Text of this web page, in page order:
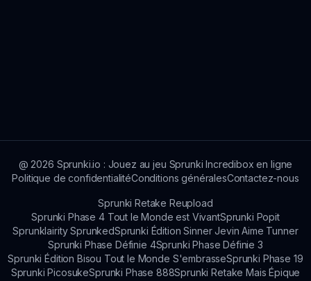
@ 2026 Sprunki.io : Jouez au jeu Sprunki Incredibox en ligne
Politique de confidentialitéConditions généralesContactez-nous
Sprunki Retake Reupload
Sprunki Phase 4 Tout le Monde est VivantSprunki Popit
Sprunklairity SprunkedSprunki Édition Sinner Jevin Aime Tunner
Sprunki Phase Définie 4Sprunki Phase Définie 3
Sprunki Édition Bisou Tout le Monde S'embrasseSprunki Phase 19
Sprunki PicosukeSprunki Phase 888Sprunki Retake Mais Épique